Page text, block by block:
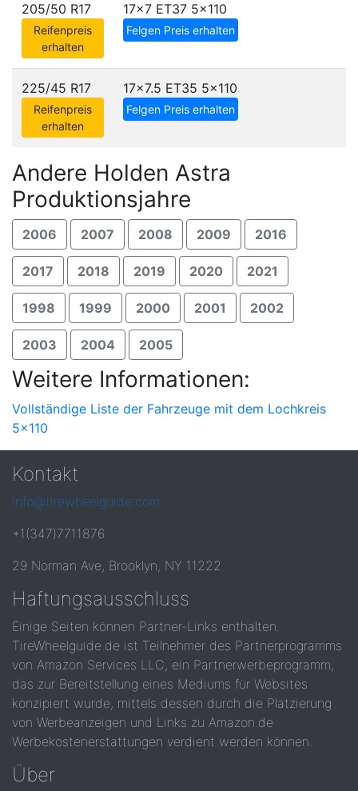
205/50 R17
Reifenpreis
erhalten
17x7 ET37 5x110
Felgen Preis erhalten
225/45 R17
Reifenpreis
erhalten
17x7.5 ET35 5x110
Felgen Preis erhalten
Andere Holden Astra
Produktionsjahre
2006 2007 2008 2009 2016
2017 2018 2019 2020 2021
1998 1999 2000 2001 2002
2003 2004 2005
Weitere Informationen:
Vollständige Liste der Fahrzeuge mit dem Lochkreis
5x110
Kontakt
info@tirewheelguide.com
+1(347)7711876
29 Norman Ave, Brooklyn, NY 11222
Haftungsausschluss
Einige Seiten können Partner-Links enthalten.
TireWheelguide.de ist Teilnehmer des Partnerprogramms
von Amazon Services LLC, ein Partnerwerbeprogramm,
das zur Bereitstellung eines Mediums für Websites
konzipiert wurde, mittels dessen durch die Platzierung
von Werbeanzeigen und Links zu Amazon.de
Werbekostenerstattungen verdient werden können.
Über